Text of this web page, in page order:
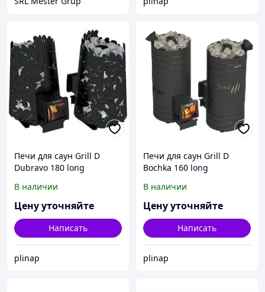
Печи для саун Grill D
Dubravo 180 long
В наличии
Цену уточняйте
Написать
plinap
Печи для саун Grill D
Bochka 160 long
В наличии
Цену уточняйте
Написать
plinap